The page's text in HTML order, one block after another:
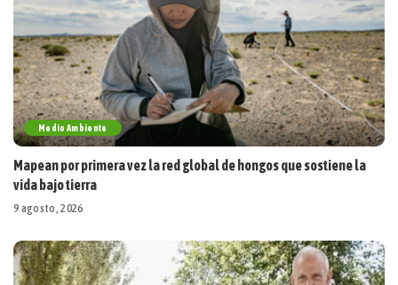
Medio Ambiente
Mapean por primera vez la red global de hongos que sostiene la
vida bajo tierra
9 agosto, 2026